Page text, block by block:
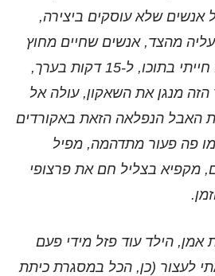
אנשים שלא עוסקים ביצירה,
מהצד, אנשים שחיים מחוץ
לזמן. ואני, אני אתמול חייתי בתוכו, ל-15 דקות בערך,
מנגן את השאקון, עולה אל
האבל הנפלאה הזאת באקורדים
פה פעור מתדהמה, מפיל
מקפיא בצליל חם את פרצופי
אמן, הילד עוד פזל מידי פעם
לעצור (כן, הכל במסגרת כיתת